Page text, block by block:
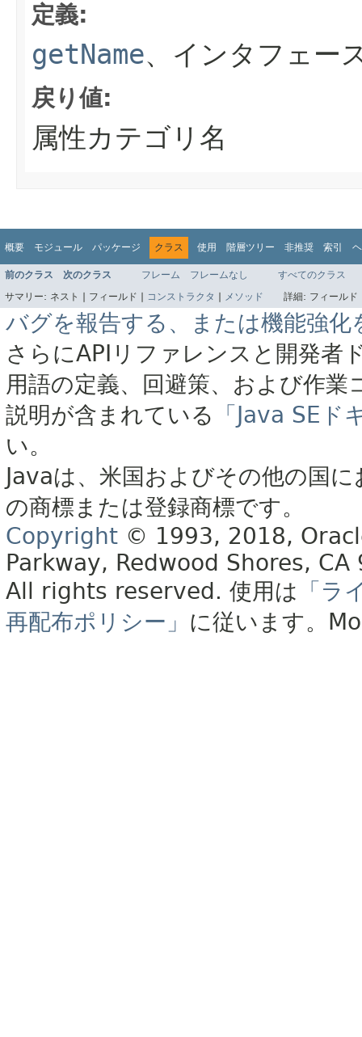
定義:
getName、インタフェー
戻り値:
属性カテゴリ名
概要 モジュール パッケージ クラス 使用 階層ツリー 非推奨 索引
前のクラス 次のクラス フレーム フレームなし
すべてのクラス
サマリー: ネスト | フィールド | コンストラクタ | メソッド 詳細: フィール
バグを報告する、または機能強化
さらにAPIリファレンスと開発者
用語の定義、回避策、および作
説明が含まれている
「Java SE
い。
Javaは、米国およびその他の国
の商標または登録商標です。
Copyright © 1993, 2018,
Parkway, Redwood Shores, CA
All rights reserved. 使用は 「ラ
再配布ポリシー」 に従います。